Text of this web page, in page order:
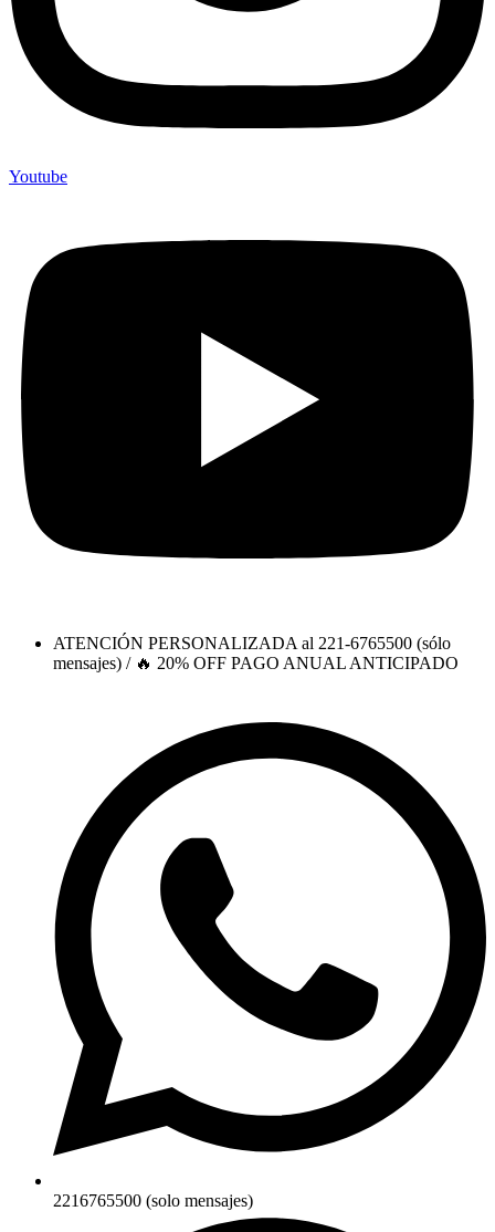
Youtube
ATENCIÓN PERSONALIZADA al 221-6765500 (sólo
mensajes) / 🔥 20% OFF PAGO ANUAL ANTICIPADO
2216765500 (solo mensajes)